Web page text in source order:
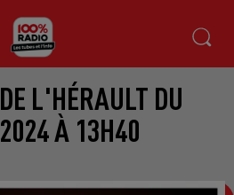
L'HÉRAULT DU
À 13H40